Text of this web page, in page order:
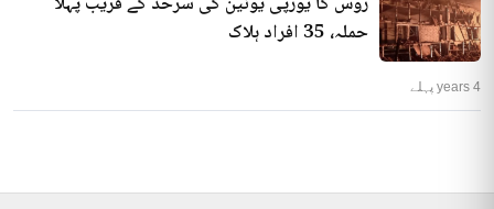
حملہ، 35 افراد ہلاک
4 years پہلے